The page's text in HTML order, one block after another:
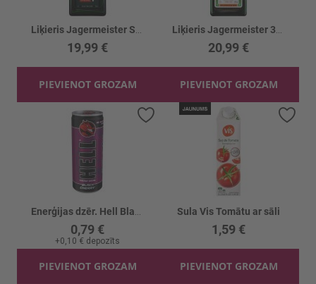
19,99 €
PIEVIENOT GROZAM
20,99 €
PIEVIENOT GROZAM
0,79 €
+0,10 € depozīts
PIEVIENOT GROZAM
Pievienot vēlmju sarakstam
Sula Vis Tomātu ar sāli
1,59 €
PIEVIENOT GROZAM